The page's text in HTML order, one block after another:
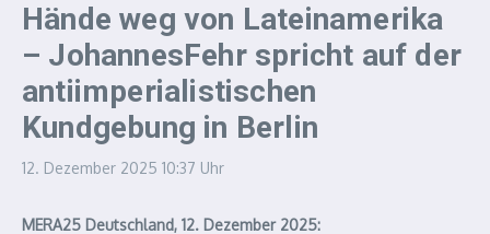
Hände weg von Lateinamerika
– JohannesFehr spricht auf der
antiimperialistischen
Kundgebung in Berlin
12. Dezember 2025 10:37 Uhr
MERA25 Deutschland, 12. Dezember 2025: